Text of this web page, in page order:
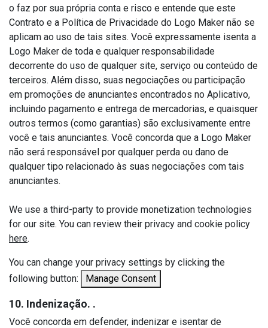
o faz por sua própria conta e risco e entende que este
Contrato e a Política de Privacidade do Logo Maker não se
aplicam ao uso de tais sites. Você expressamente isenta a
Logo Maker de toda e qualquer responsabilidade
decorrente do uso de qualquer site, serviço ou conteúdo de
terceiros. Além disso, suas negociações ou participação
em promoções de anunciantes encontrados no Aplicativo,
incluindo pagamento e entrega de mercadorias, e quaisquer
outros termos (como garantias) são exclusivamente entre
você e tais anunciantes. Você concorda que a Logo Maker
não será responsável por qualquer perda ou dano de
qualquer tipo relacionado às suas negociações com tais
anunciantes.
We use a third-party to provide monetization technologies
for our site. You can review their privacy and cookie policy
here.
You can change your privacy settings by clicking the
following button:
Manage Consent
10. Indenização. .
Você concorda em defender, indenizar e isentar de